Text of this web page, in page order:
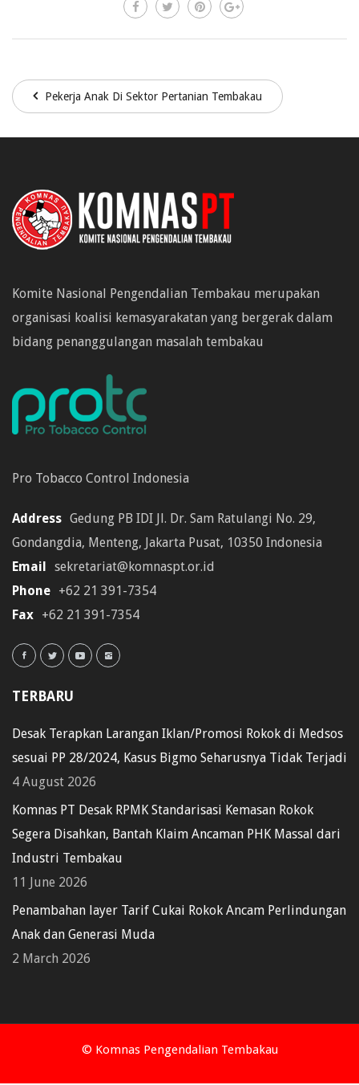
Pekerja Anak Di Sektor Pertanian Tembakau
Komite Nasional Pengendalian Tembakau merupakan
organisasi koalisi kemasyarakatan yang bergerak dalam
bidang penanggulangan masalah tembakau
Pro Tobacco Control Indonesia
Address Gedung PB IDI Jl. Dr. Sam Ratulangi No. 29,
Gondangdia, Menteng, Jakarta Pusat, 10350 Indonesia
Email
sekretariat@komnaspt.or.id
Phone +62 21 391-7354
Fax +62 21 391-7354
TERBARU
Desak Terapkan Larangan Iklan/Promosi Rokok di Medsos
sesuai PP 28/2024, Kasus Bigmo Seharusnya Tidak Terjadi
4 August 2026
Komnas PT Desak RPMK Standarisasi Kemasan Rokok
Segera Disahkan, Bantah Klaim Ancaman PHK Massal dari
Industri Tembakau
11 June 2026
Penambahan layer Tarif Cukai Rokok Ancam Perlindungan
Anak dan Generasi Muda
2 March 2026
© Komnas Pengendalian Tembakau